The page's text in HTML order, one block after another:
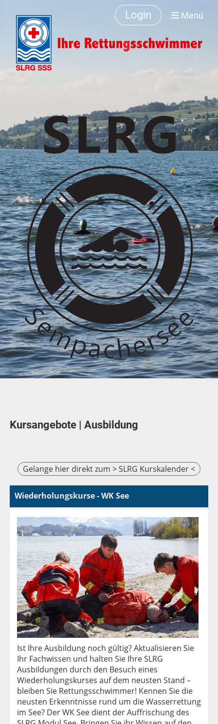
Login Menü
Kursangebote | Ausbildung
Gelange hier direkt zum > SLRG Kurskalender <
Wiederholungskurse - WK See
Ist Ihre Ausbildung noch gültig? Aktualisieren Sie
Ihr Fachwissen und halten Sie Ihre SLRG
Ausbildungen durch den Besuch eines
Wiederholungskurses auf dem neusten Stand –
bleiben Sie Rettungsschwimmer! Kennen Sie die
neusten Erkenntnisse rund um die Wasserrettung
im See? Der WK See dient der Auffrischung des